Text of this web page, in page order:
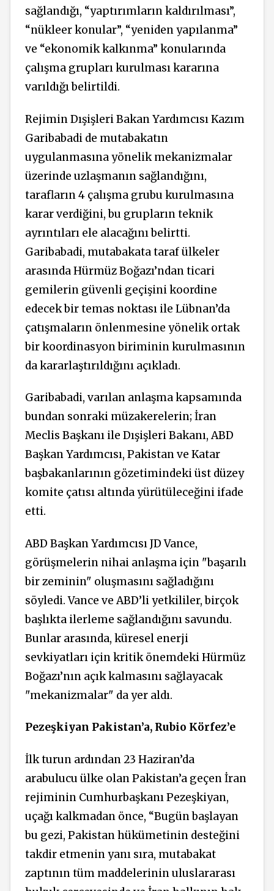
sağlandığı, “yaptırımların kaldırılması”,
“nükleer konular”, “yeniden yapılanma”
ve “ekonomik kalkınma” konularında
çalışma grupları kurulması kararına
varıldığı belirtildi.
Rejimin Dışişleri Bakan Yardımcısı Kazım
Garibabadi de mutabakatın
uygulanmasına yönelik mekanizmalar
üzerinde uzlaşmanın sağlandığını,
tarafların 4 çalışma grubu kurulmasına
karar verdiğini, bu grupların teknik
ayrıntıları ele alacağını belirtti.
Garibabadi, mutabakata taraf ülkeler
arasında Hürmüz Boğazı’ndan ticari
gemilerin güvenli geçişini koordine
edecek bir temas noktası ile Lübnan’da
çatışmaların önlenmesine yönelik ortak
bir koordinasyon biriminin kurulmasının
da kararlaştırıldığını açıkladı.
Garibabadi, varılan anlaşma kapsamında
bundan sonraki müzakerelerin; İran
Meclis Başkanı ile Dışişleri Bakanı, ABD
Başkan Yardımcısı, Pakistan ve Katar
başbakanlarının gözetimindeki üst düzey
komite çatısı altında yürütüleceğini ifade
etti.
ABD Başkan Yardımcısı JD Vance,
görüşmelerin nihai anlaşma için "başarılı
bir zeminin" oluşmasını sağladığını
söyledi. Vance ve ABD’li yetkililer, birçok
başlıkta ilerleme sağlandığını savundu.
Bunlar arasında, küresel enerji
sevkiyatları için kritik önemdeki Hürmüz
Boğazı’nın açık kalmasını sağlayacak
"mekanizmalar" da yer aldı.
Pezeşkiyan Pakistan’a, Rubio Körfez’e
İlk turun ardından 23 Haziran’da
arabulucu ülke olan Pakistan’a geçen İran
rejiminin Cumhurbaşkanı Pezeşkiyan,
uçağı kalkmadan önce, “Bugün başlayan
bu gezi, Pakistan hükümetinin desteğini
takdir etmenin yanı sıra, mutabakat
zaptının tüm maddelerinin uluslararası